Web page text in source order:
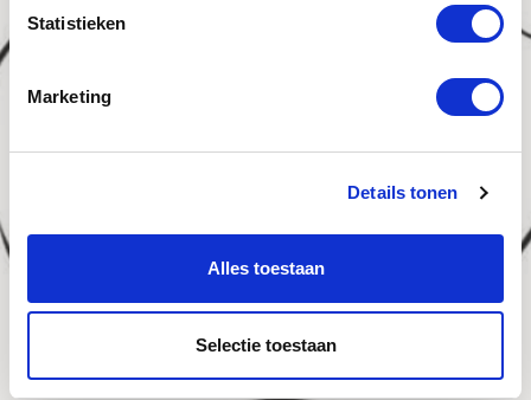
Statistieken
Marketing
Details tonen
Alles toestaan
Selectie toestaan